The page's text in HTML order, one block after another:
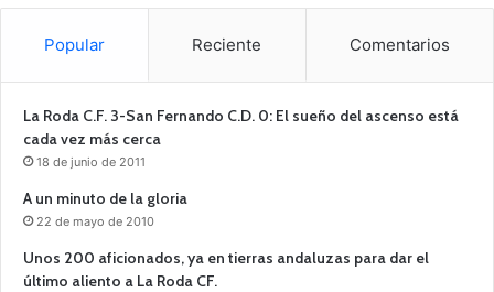
Popular Reciente Comentarios
La Roda C.F. 3-San Fernando C.D. 0: El sueño del ascenso está
cada vez más cerca
18 de junio de 2011
A un minuto de la gloria
22 de mayo de 2010
Unos 200 aficionados, ya en tierras andaluzas para dar el
último aliento a La Roda CF.